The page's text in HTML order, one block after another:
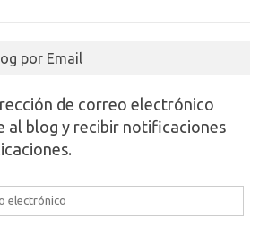
por Email
de correo electrónico
al blog y recibir notificaciones